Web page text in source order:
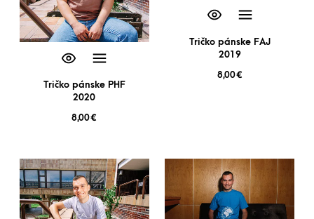
Tričko pánske PHF
2020
8,00€
Tričko pánske FAJ
2019
8,00€